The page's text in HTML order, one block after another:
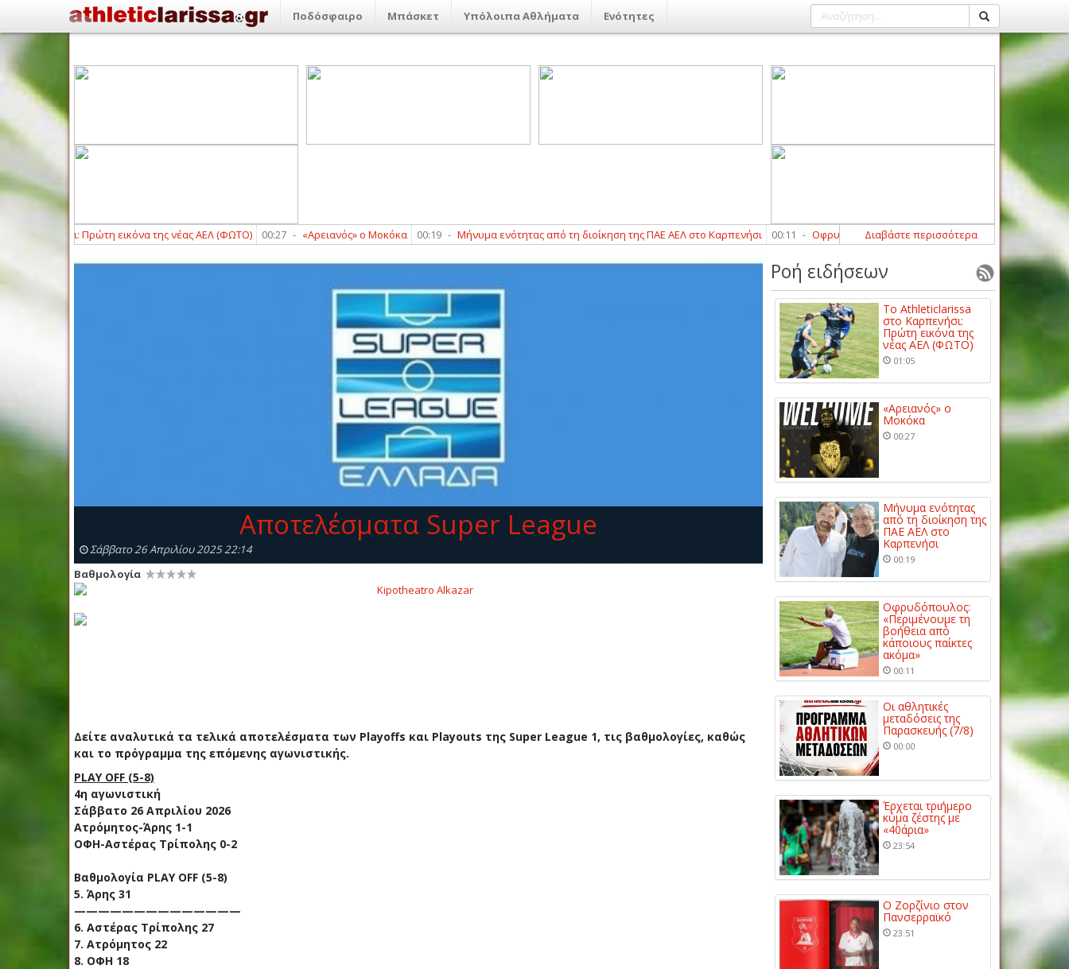
Ποδόσφαιρο Μπάσκετ Υπόλοιπα Αθλήματα Ενότητες
Πρώτη εικόνα της νέας ΑΕΛ (ΦΩΤΟ) 00:27 «Αρειανός» ο Μοκόκα 00:19 Μήνυμα ενότητας από τη διοίκηση της ΠΑΕ ΑΕΛ στο Καρπενήσι 00:11 Οφρυδόπουλος: «Περιμένουμε τη βοήθεια από κάποιους
Διαβάστε περισσότερα
Αποτελέσματα Super League
Σάββατο 26 Απριλίου 2025 22:14
Βαθμολογία
Δείτε αναλυτικά τα τελικά αποτελέσματα των Playoffs και Playouts της Super League 1, τις βαθμολογίες, καθώς
και το πρόγραμμα της επόμενης αγωνιστικής.
PLAY OFF (5-8)
4η αγωνιστική
Σάββατο 26 Απριλίου 2026
Ατρόμητος-Άρης 1-1
ΟΦΗ-Αστέρας Τρίπολης 0-2
Βαθμολογία PLAY OFF (5-8)
5. Άρης 31
——————————————
6. Αστέρας Τρίπολης 27
7. Ατρόμητος 22
8. ΟΦΗ 18
Ροή ειδήσεων
Το Athleticlarissa
στο Καρπενήσι:
Πρώτη εικόνα της
νέας ΑΕΛ (ΦΩΤΟ)
01:05
«Αρειανός» ο
Μοκόκα
00:27
Μήνυμα ενότητας
από τη διοίκηση της
ΠΑΕ ΑΕΛ στο
Καρπενήσι
00:19
Οφρυδόπουλος:
«Περιμένουμε τη
βοήθεια από
κάποιους παίκτες
ακόμα»
00:11
Οι αθλητικές
μεταδόσεις της
Παρασκευής (7/8)
00:00
Έρχεται τριήμερο
κύμα ζέστης με
«40άρια»
23:54
Ο Ζορζίνιο στον
Πανσερραϊκό
23:51